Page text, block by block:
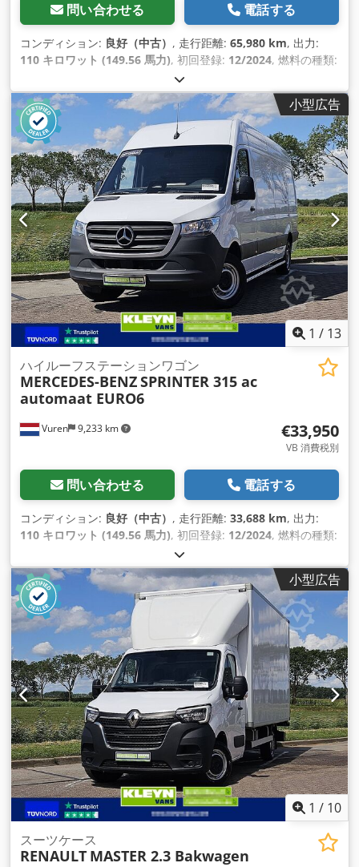
問い合わせる 電話する
コンディション: 良好（中古） , 走行距離: 65,980 km, 出力:
110 キロワット (149.56 馬力), 初回登録: 12/2024, 燃料の種類:
235/65R16
イールベース:4,330 mm, 燃料:ディーゼル, 色:茶色, 運転席:
デイキャブ
, 変速方式:オートマチック, 排出クラス: ユーロ6, サ
スペンション: 鋼 , 座席数:2, 全長:7,170 mm, 全幅:
mm, 全高:2,640 mm , 荷室長:4,360 mm, 荷室幅:1,780 mm,
荷室高:1,920 mm, 製造年:
ABS（アンチロック・
ブレーキ・システム）, エアコン, クルーズコントロール, シー
トヒーター, セントラルロック, トラクションコントロール, ブ
ルートゥース, 電動ウィンドウ調節, 電動ミラー,
小型広告
1 / 13
Vuren 9,233 km
ハイルーフステーションワゴン
MERCEDES-BENZSPRINTER 315 ac
automaat EURO6
€33,950
VB 消費税別
問い合わせる 電話する
コンディション: 良好（中古） , 走行距離: 33,688 km, 出力:
110 キロワット (149.56 馬力), 初回登録: 12/2024, 燃料の種類:
235/65R16
イールベース:4,330 mm, 燃料:ディーゼル, 色:白色, 運転席:
デイキャブ
, 変速方式:オートマチック, 排出クラス: ユーロ6, サ
スペンション:
, 座席数:2 , 全長: 7,170 mm, 全幅:2,020
mm, 全高: 2,640 mm 4,360 mm, 荷室幅:1,780 mm ,
荷室高:1,920 mm, 製造年: , 装備:ABS（アンチロック・
ブレーキ・システム）, エアコン, クルーズコントロール, セン
トラルロック, トラクションコントロール, ブルートゥース, 電
動ウィンドウ調節, 電動ミラー,
小型広告
1 / 10
スーツケース
RENAULT MASTER 2.3 Bakwagen